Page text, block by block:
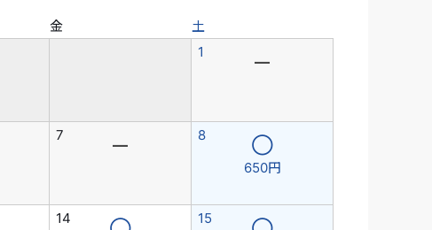
金
土
1
―
7
―
8
◯
650円
14 15